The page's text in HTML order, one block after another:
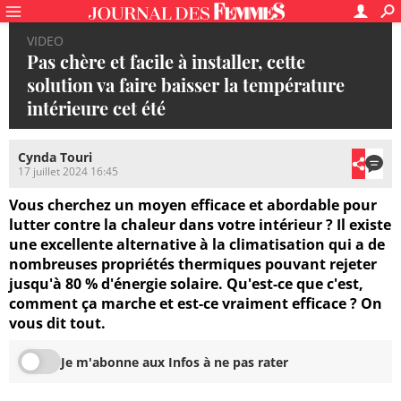
VIDEO
Pas chère et facile à installer, cette
solution va faire baisser la température
intérieure cet été
Cynda Touri
17 juillet 2024 16:45
Vous cherchez un moyen efficace et abordable pour
lutter contre la chaleur dans votre intérieur ? Il existe
une excellente alternative à la climatisation qui a de
nombreuses propriétés thermiques pouvant rejeter
jusqu'à 80 % d'énergie solaire. Qu'est-ce que c'est,
comment ça marche et est-ce vraiment efficace ? On
vous dit tout.
Je m'abonne aux Infos à ne pas rater